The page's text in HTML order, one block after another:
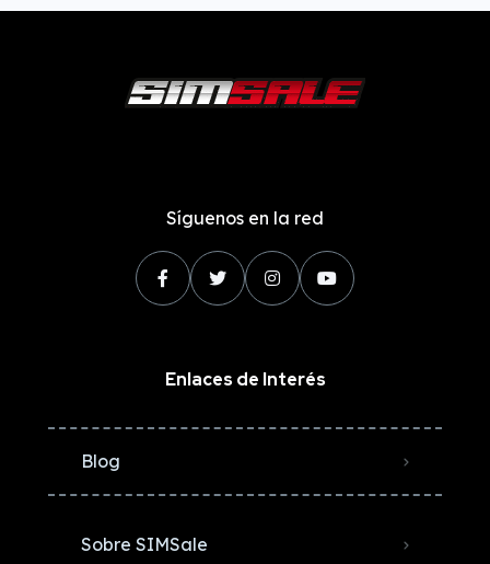
Síguenos en la red
Enlaces de Interés
Blog
Sobre SIMSale